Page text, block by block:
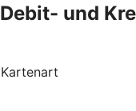
Debit- und
Kartenart